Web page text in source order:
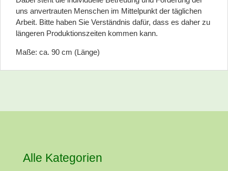
uns anvertrauten Menschen im Mittelpunkt der täglichen
Arbeit. Bitte haben Sie Verständnis dafür, dass es daher zu
längeren Produktionszeiten kommen kann.
Maße: ca. 90 cm (Länge)
Alle Kategorien